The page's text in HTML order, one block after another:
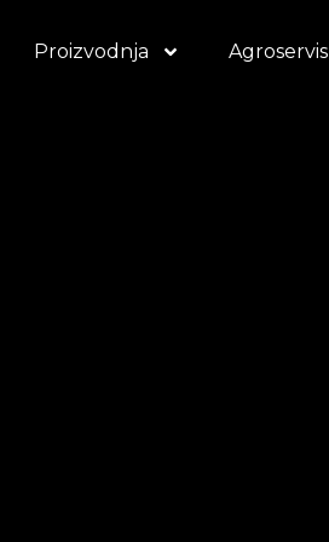
Proizvodnja Agroservis